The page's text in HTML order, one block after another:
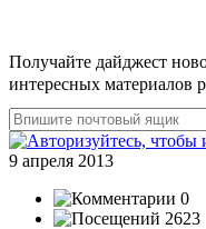
Получайте дайджест
интересных материалов
9 апреля 2013
0
2623